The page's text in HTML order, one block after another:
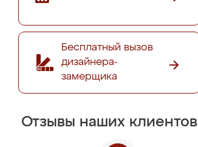
Бесплатный вызов
дизайнера-
замерщика
Отзывы наших клиентов